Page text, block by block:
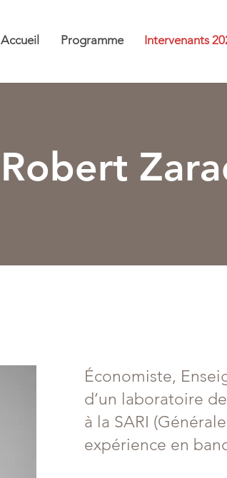
Accueil Programme Intervenants
Robert
Économiste,
d’un laboratoire
à la SARI
expérience en